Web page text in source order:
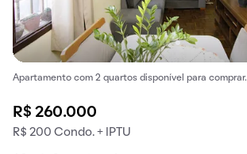
Apartamento com 2 quartos disponível para comprar.
R$ 260.000
R$ 200 Condo. + IPTU